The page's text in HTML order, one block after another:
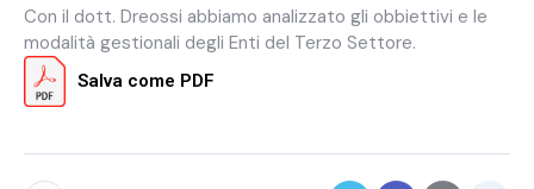
Con il dott. Dreossi abbiamo analizzato gli obbiettivi e le
modalità gestionali degli Enti del Terzo Settore.
Salva come PDF